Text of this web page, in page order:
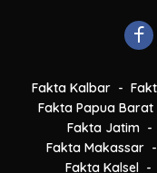
Fakta Kalbar
Fakta Papua Barat
Fakta Jatim
Fakta Makassar
Fakta Kalsel